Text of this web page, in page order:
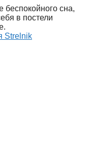
сна,
в постели